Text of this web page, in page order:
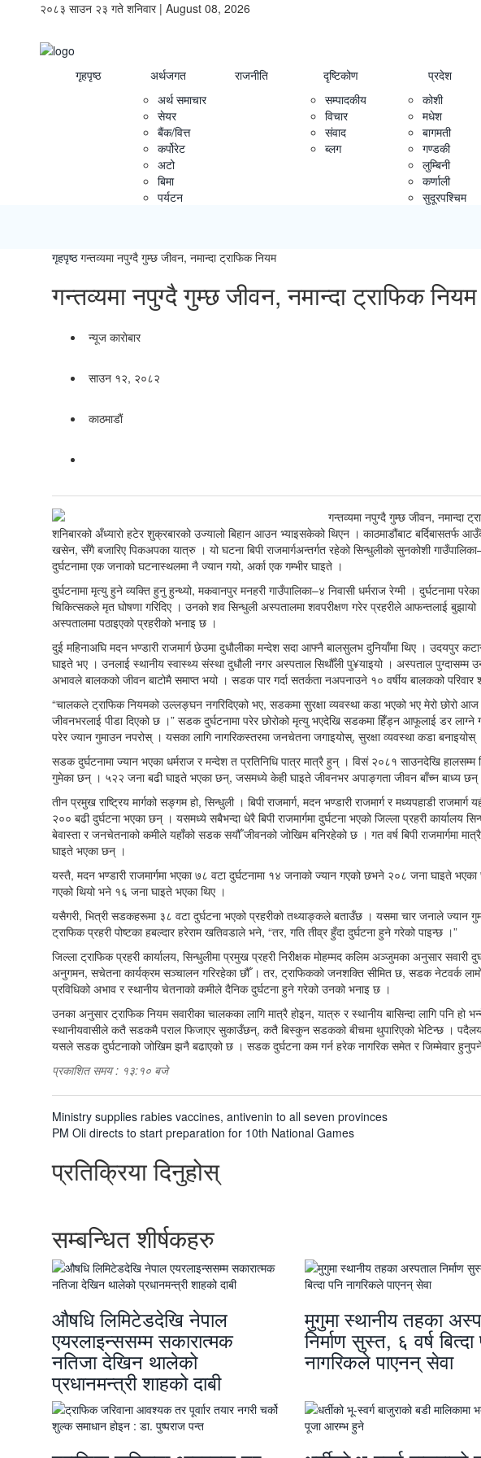
२०८३ साउन २३ गते शनिवार | August 08, 2026
गृहपृष्ठ
अर्थजगत
अर्थ समाचार
सेयर
बैंक/वित्त
कर्पोरेट
अटो
बिमा
पर्यटन
राजनीति
दृष्टिकोण
सम्पादकीय
विचार
संवाद
ब्लग
प्रदेश
कोशी
मधेश
बागमती
गण्डकी
लुम्बिनी
कर्णाली
सुदूरपश्चिम
गृहपृष्ठगन्तव्यमा नपुग्दै गुम्छ जीवन, नमान्दा ट्राफिक नियम
गन्तव्यमा नपुग्दै गुम्छ जीवन, नमान्दा ट्राफिक नियम
न्यूज काराेबार
साउन १२, २०८२
काठमाडाैं
शनिबारको अँध्यारो हटेर शुक्रबारको उज्यालो बिहान आउन भ्याइसकेको थिएन । काठमाडौंबाट बर्दिबासतर्फ
खसेन, सँगै बजारिए पिकअपका यात्रु । यो घटना बिपी राजमार्गअन्तर्गत रहेको सिन्धुलीको सुनकोशी
दुर्घटनामा एक जनाको घटनास्थलमा नै ज्यान गयो, अर्का एक गम्भीर घाइते ।
दुर्घटनामा मृत्यु हुने व्यक्ति हुनु हुन्थ्यो, मकवानपुर मनहरी गाउँपालिका–४ निवासी धर्मराज रेग्मी । दुर्घटनामा
चिकित्सकले मृत घोषणा गरिदिए । उनको शव सिन्धुली अस्पतालमा शवपरीक्षण गरेर प्रहरीले आफन्तलाई
अस्पतालमा पठाइएको प्रहरीको भनाइ छ ।
दुई महिनाअघि मदन भण्डारी राजमार्ग छेउमा दुधौलीका मन्देश सदा आफ्नै बालसुलभ दुनियाँमा थिए । उदयपुर
घाइते भए । उनलाई स्थानीय स्वास्थ्य संस्था दुधौली नगर अस्पताल सिथौँली पु¥याइयो । अस्पताल पुग्दासम्म
अभावले बालकको जीवन बाटोमै समाप्त भयो । सडक पार गर्दा सतर्कता नअपनाउने १० वर्षीय बालकको परिवार
“चालकले ट्राफिक नियमको उल्लङ्घन नगरिदिएको भए, सडकमा सुरक्षा व्यवस्था कडा भएको भए मेरो छोरो आज
जीवनभरलाई पीडा दिएको छ ।” सडक दुर्घटनामा परेर छोरोको मृत्यु भएदेखि सडकमा हिँड्न आफूलाई डर
परेर ज्यान गुमाउन नपरोस् । यसका लागि नागरिकस्तरमा जनचेतना जगाइयोस्, सुरक्षा व्यवस्था कडा बनाइयोस्
सडक दुर्घटनामा ज्यान भएका धर्मराज र मन्देश त प्रतिनिधि पात्र मात्रै हुन् । विसं २०८१ साउनदेखि हालसम्म
गुमेका छन् । ५२२ जना बढी घाइते भएका छन्, जसमध्ये केही घाइते जीवनभर अपाङ्गता जीवन बाँच्न बाध्य छन्
तीन प्रमुख राष्ट्रिय मार्गको सङ्गम हो, सिन्धुली । बिपी राजमार्ग, मदन भण्डारी राजमार्ग र मध्यपहाडी
२०० बढी दुर्घटना भएका छन् । यसमध्ये सबैभन्दा धेरै बिपी राजमार्गमा दुर्घटना भएको जिल्ला प्रहरी
बेवास्ता र जनचेतनाको कमीले यहाँको सडक सयौँ जीवनको जोखिम बनिरहेको छ । गत वर्ष बिपी राजमार्गमा
घाइते भएका छन् ।
यस्तै, मदन भण्डारी राजमार्गमा भएका ७८ वटा दुर्घटनामा १४ जनाको ज्यान गएको छभने २०८ जना घाइते
गएको थियो भने १६ जना घाइते भएका थिए ।
यसैगरी, भित्री सडकहरूमा ३८ वटा दुर्घटना भएको प्रहरीको तथ्याङ्कले बताउँछ । यसमा चार जनाले ज्यान
ट्राफिक प्रहरी पोष्टका हबल्दार हरेराम खतिवडाले भने, “तर, गति तीव्र हुँदा दुर्घटना हुने गरेको पाइन्छ ।”
जिल्ला ट्राफिक प्रहरी कार्यालय, सिन्धुलीमा प्रमुख प्रहरी निरीक्षक मोहम्मद कलिम अञ्जुमका अनुसार
अनुगमन, सचेतना कार्यक्रम सञ्चालन गरिरहेका छौँ । तर, ट्राफिकको जनशक्ति सीमित छ, सडक नेटवर्क
प्रविधिको अभाव र स्थानीय चेतनाको कमीले दैनिक दुर्घटना हुने गरेको उनको भनाइ छ ।
उनका अनुसार ट्राफिक नियम सवारीका चालकका लागि मात्रै होइन, यात्रु र स्थानीय बासिन्दा लागि पनि
स्थानीयवासीले कतै सडकमै पराल फिजाएर सुकाउँछन्, कतै बिस्कुन सडकको बीचमा थुपारिएको भेटिन्छ ।
यसले सडक दुर्घटनाको जोखिम झनै बढाएको छ । सडक दुर्घटना कम गर्न हरेक नागरिक समेत र जिम्मेवार
प्रकाशित समय : १३:१० बजे
पछिल्लाे
-
Ministry supplies rabies vaccines, antivenin to all seven provinces
अघिल्लाे
PM Oli directs to start preparation for 10th National Games
प्रतिक्रिया दिनुहोस्
सम्बन्धित शीर्षकहरु
औषधि लिमिटेडदेखि नेपाल
एयरलाइन्ससम्म सकारात्मक
नतिजा देखिन थालेको
प्रधानमन्त्री शाहको दाबी
मुगुमा स्थानीय तहका
निर्माण सुस्त, ६ वर्ष
नागरिकले पाएनन् सेवा